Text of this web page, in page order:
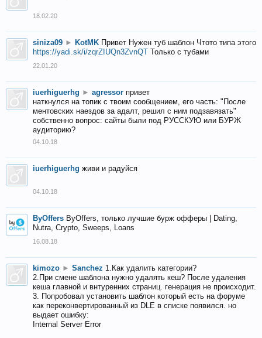
18.02.20
siniza09 ► KotMK Привет Нужен туб шаблон Чтото типа этого
https://yadi.sk/i/zqrZIUQn3ZvnQT Только с тубами
22.01.20
iuerhiguerhg ► agressor привет
наткнулся на топик с твоим сообщением, его часть: "После
ментовских наездов за адалт, решил с ним подзавязать"
собственно вопрос: сайты были под РУССКУЮ или БУРЖ
аудиторию?
04.10.18
iuerhiguerhg живи и радуйся
04.10.18
ByOffers ByOffers, только лучшие бурж офферы | Dating,
Nutra, Crypto, Sweeps, Loans
16.08.18
kimozo ► Sanchez 1.Как удалить категории?
2.При смене шаблона нужно удалять кеш? После удаления
кеша главной и внтуренних страниц. генерация не происходит.
3. Попробовал установить шаблон который есть на форуме
как переконвертированный из DLE в списке появился. но
выдает ошибку:
Internal Server Error